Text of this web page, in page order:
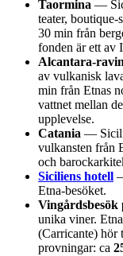
Taormina —
teater,
30 min från
fonden är ett av
Alcantara-
av vulkanisk
min från Etnas
vattnet mellan
upplevelse.
Catania —
vulkansten från
och
Siciliens hotell
Etna-besöket.
unika viner.
(Carricante) hör
provningar: ca